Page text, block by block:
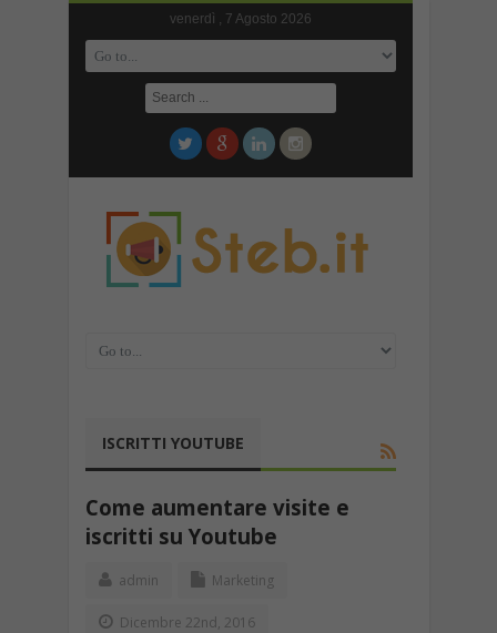
venerdì , 7 Agosto 2026
ISCRITTI YOUTUBE
Come aumentare visite e
iscritti su Youtube
admin Marketing
Dicembre 22nd, 2016